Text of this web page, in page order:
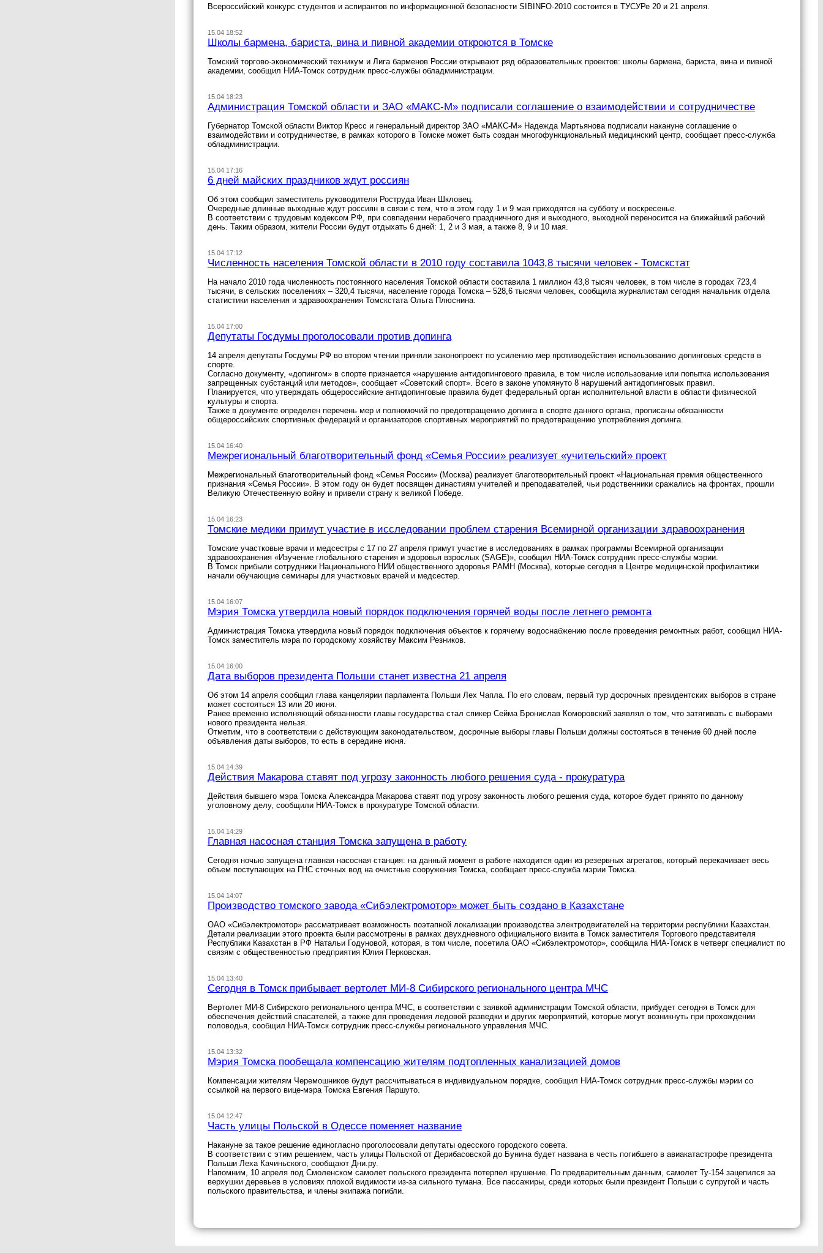
Всероссийский конкурс студентов и аспирантов по информационной безопасности SIBINFO-2010 состоится в ТУСУРе 20 и 21 апреля.
15.04 18:52
Школы бармена, бариста, вина и пивной академии откроются в Томске
Томский торгово-экономический техникум и Лига барменов России открывают ряд образовательных проектов: школы бармена, бариста, вина и пивной
академии, сообщил НИА-Томск сотрудник пресс-службы обладминистрации.
15.04 18:23
Администрация Томской области и ЗАО «МАКС-М» подписали соглашение о взаимодействии и сотрудничестве
Губернатор Томской области Виктор Кресс и генеральный директор ЗАО «МАКС-М» Надежда Мартьянова подписали накануне соглашение о
взаимодействии и сотрудничестве, в рамках которого в Томске может быть создан многофункциональный медицинский центр, сообщает пресс-служба
обладминистрации.
15.04 17:16
6 дней майских праздников ждут россиян
Об этом сообщил заместитель руководителя Роструда Иван Шкловец.
Очередные длинные выходные ждут россиян в связи с тем, что в этом году 1 и 9 мая приходятся на субботу и воскресенье.
В соответствии с трудовым кодексом РФ, при совпадении нерабочего праздничного дня и выходного, выходной переносится на ближайший рабочий
день. Таким образом, жители России будут отдыхать 6 дней: 1, 2 и 3 мая, а также 8, 9 и 10 мая.
15.04 17:12
Численность населения Томской области в 2010 году составила 1043,8 тысячи человек - Томскстат
На начало 2010 года численность постоянного населения Томской области составила 1 миллион 43,8 тысяч человек, в том числе в городах 723,4
тысячи, в сельских поселениях – 320,4 тысячи, население города Томска – 528,6 тысячи человек, сообщила журналистам сегодня начальник отдела
статистики населения и здравоохранения Томскстата Ольга Плюснина.
15.04 17:00
Депутаты Госдумы проголосовали против допинга
14 апреля депутаты Госдумы РФ во втором чтении приняли законопроект по усилению мер противодействия использованию допинговых средств в
спорте.
Согласно документу, «допингом» в спорте признается «нарушение антидопингового правила, в том числе использование или попытка использования
запрещенных субстанций или методов», сообщает «Советский спорт». Всего в законе упомянуто 8 нарушений антидопинговых правил.
Планируется, что утверждать общероссийские антидопинговые правила будет федеральный орган исполнительной власти в области физической
культуры и спорта.
Также в документе определен перечень мер и полномочий по предотвращению допинга в спорте данного органа, прописаны обязанности
общероссийских спортивных федераций и организаторов спортивных мероприятий по предотвращению употребления допинга.
15.04 16:40
Межрегиональный благотворительный фонд «Семья России» реализует «учительский» проект
Межрегиональный благотворительный фонд «Семья России» (Москва) реализует благотворительный проект «Национальная премия общественного
признания «Семья России». В этом году он будет посвящен династиям учителей и преподавателей, чьи родственники сражались на фронтах, прошли
Великую Отечественную войну и привели страну к великой Победе.
15.04 16:23
Томские медики примут участие в исследовании проблем старения Всемирной организации здравоохранения
Томские участковые врачи и медсестры с 17 по 27 апреля примут участие в исследованиях в рамках программы Всемирной организации
здравоохранения «Изучение глобального старения и здоровья взрослых (SAGE)», сообщил НИА-Томск сотрудник пресс-службы мэрии.
В Томск прибыли сотрудники Национального НИИ общественного здоровья РАМН (Москва), которые сегодня в Центре медицинской профилактики
начали обучающие семинары для участковых врачей и медсестер.
15.04 16:07
Мэрия Томска утвердила новый порядок подключения горячей воды после летнего ремонта
Администрация Томска утвердила новый порядок подключения объектов к горячему водоснабжению после проведения ремонтных работ, сообщил НИА-
Томск заместитель мэра по городскому хозяйству Максим Резников.
15.04 16:00
Дата выборов президента Польши станет известна 21 апреля
Об этом 14 апреля сообщил глава канцелярии парламента Польши Лех Чапла. По его словам, первый тур досрочных президентских выборов в стране
может состояться 13 или 20 июня.
Ранее временно исполняющий обязанности главы государства стал спикер Сейма Бронислав Коморовский заявлял о том, что затягивать с выборами
нового президента нельзя.
Отметим, что в соответствии с действующим законодательством, досрочные выборы главы Польши должны состояться в течение 60 дней после
объявления даты выборов, то есть в середине июня.
15.04 14:39
Действия Макарова ставят под угрозу законность любого решения суда - прокуратура
Действия бывшего мэра Томска Александра Макарова ставят под угрозу законность любого решения суда, которое будет принято по данному
уголовному делу, сообщили НИА-Томск в прокуратуре Томской области.
15.04 14:29
Главная насосная станция Томска запущена в работу
Сегодня ночью запущена главная насосная станция: на данный момент в работе находится один из резервных агрегатов, который перекачивает весь
объем поступающих на ГНС сточных вод на очистные сооружения Томска, сообщает пресс-служба мэрии Томска.
15.04 14:07
Производство томского завода «Сибэлектромотор» может быть создано в Казахстане
ОАО «Сибэлектромотор» рассматривает возможность поэтапной локализации производства электродвигателей на территории республики Казахстан.
Детали реализации этого проекта были рассмотрены в рамках двухдневного официального визита в Томск заместителя Торгового представителя
Республики Казахстан в РФ Натальи Годуновой, которая, в том числе, посетила ОАО «Сибэлектромотор», сообщила НИА-Томск в четверг специалист по
связям с общественностью предприятия Юлия Перковская.
15.04 13:40
Сегодня в Томск прибывает вертолет МИ-8 Сибирского регионального центра МЧС
Вертолет МИ-8 Сибирского регионального центра МЧС, в соответствии с заявкой администрации Томской области, прибудет сегодня в Томск для
обеспечения действий спасателей, а также для проведения ледовой разведки и других мероприятий, которые могут возникнуть при прохождении
половодья, сообщил НИА-Томск сотрудник пресс-службы регионального управления МЧС.
15.04 13:32
Мэрия Томска пообещала компенсацию жителям подтопленных канализацией домов
Компенсации жителям Черемошников будут рассчитываться в индивидуальном порядке, сообщил НИА-Томск сотрудник пресс-службы мэрии со
ссылкой на первого вице-мэра Томска Евгения Паршуто.
15.04 12:47
Часть улицы Польской в Одессе поменяет название
Накануне за такое решение единогласно проголосовали депутаты одесского городского совета.
В соответствии с этим решением, часть улицы Польской от Дерибасовской до Бунина будет названа в честь погибшего в авиакатастрофе президента
Польши Леха Качиньского, сообщают Дни.ру.
Напомним, 10 апреля под Смоленском самолет польского президента потерпел крушение. По предварительным данным, самолет Ту-154 зацепился за
верхушки деревьев в условиях плохой видимости из-за сильного тумана. Все пассажиры, среди которых были президент Польши с супругой и часть
польского правительства, и члены экипажа погибли.